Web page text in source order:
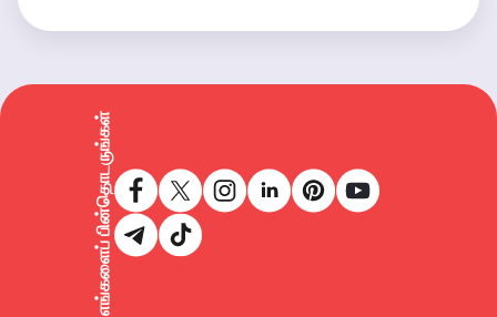
எங்களைப் பின்தொடருங்கள்